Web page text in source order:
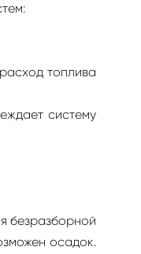
топлива
систему
безразборной
осадок.